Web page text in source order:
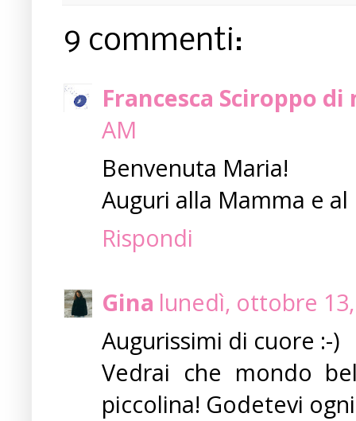
9 commenti:
Francesca Sciroppo
AM
Benvenuta Maria!
Auguri alla Mamma e
Rispondi
Gina lunedì, ottobre
Augurissimi di cuore :-)
Vedrai che mondo
piccolina! Godetevi